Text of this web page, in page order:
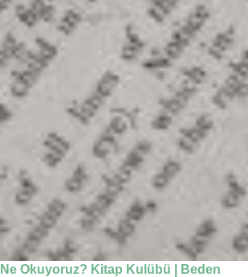
Ne Okuyoruz? Kitap Kulübü | Beden